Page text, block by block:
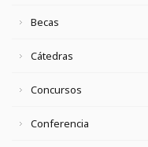
Becas
Cátedras
Concursos
Conferencia